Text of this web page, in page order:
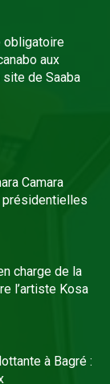
obligatoire
aux
de Saaba
Camara
charge de la
l’artiste Kosa
à Bagré :